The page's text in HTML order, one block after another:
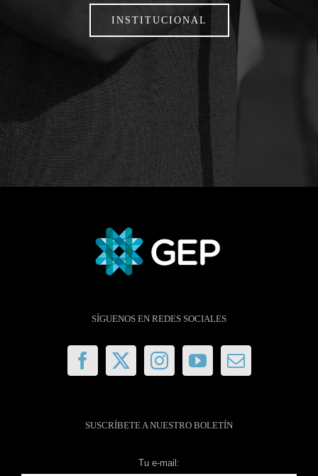
INSTITUCIONAL
SÍGUENOS EN REDES SOCIALES
SUSCRÍBETE A NUESTRO BOLETÍN
Tu e-mail: